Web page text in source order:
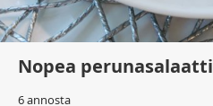
Nopea perunasalaatti
6 annosta